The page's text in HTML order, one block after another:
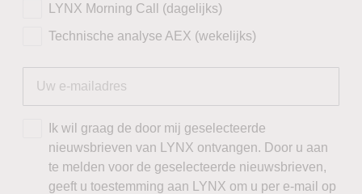
LYNX Morning Call (dagelijks)
Technische analyse AEX (wekelijks)
Ik wil graag de door mij geselecteerde
nieuwsbrieven van LYNX ontvangen. Door u aan
te melden voor de geselecteerde nieuwsbrieven,
geeft u toestemming aan LYNX om u per e-mail op